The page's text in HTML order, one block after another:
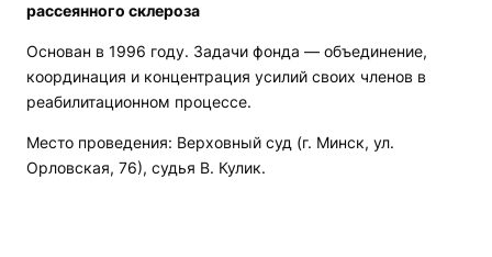
рассеянного склероза
Основан в 1996 году. Задачи фонда — объединение,
координация и концентрация усилий своих членов в
реабилитационном процессе.
Место проведения: Верховный суд (г. Минск, ул.
Орловская, 76), судья В. Кулик.